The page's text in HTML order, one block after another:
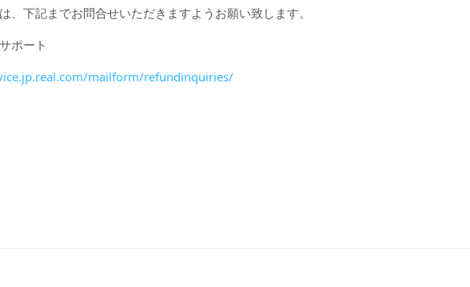
、下記までお問合せいただきますようお願い致します。
ポート
mailform/refundinquiries/